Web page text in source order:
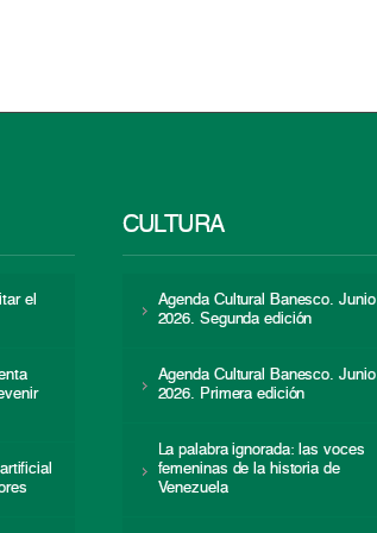
el
CULTURA
Agenda Cultural Banesco. Junio
2026. Segunda edición
Agenda Cultural Banesco. Junio
2026. Primera edición
La palabra ignorada: las voces
femeninas de la historia de
Venezuela